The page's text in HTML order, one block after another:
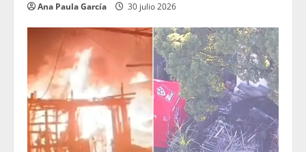
Ana Paula García 30 julio 2026